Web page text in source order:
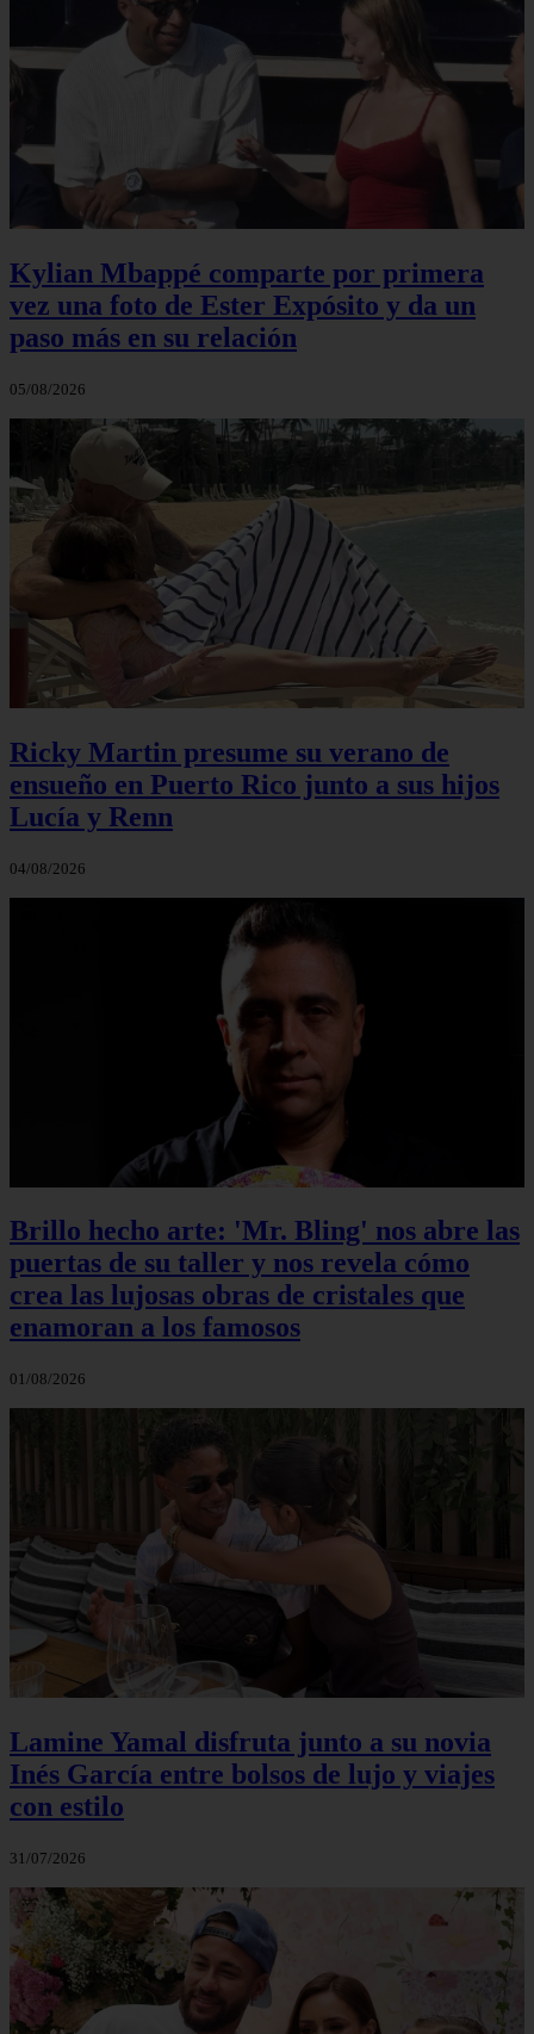
Kylian Mbappé comparte por primera
vez una foto de Ester Expósito y da un
paso más en su relación
05/08/2026
Ricky Martin presume su verano de
ensueño en Puerto Rico junto a sus hijos
Lucía y Renn
04/08/2026
Brillo hecho arte: 'Mr. Bling' nos abre las
puertas de su taller y nos revela cómo
crea las lujosas obras de cristales que
enamoran a los famosos
01/08/2026
Lamine Yamal disfruta junto a su novia
Inés García entre bolsos de lujo y viajes
con estilo
31/07/2026